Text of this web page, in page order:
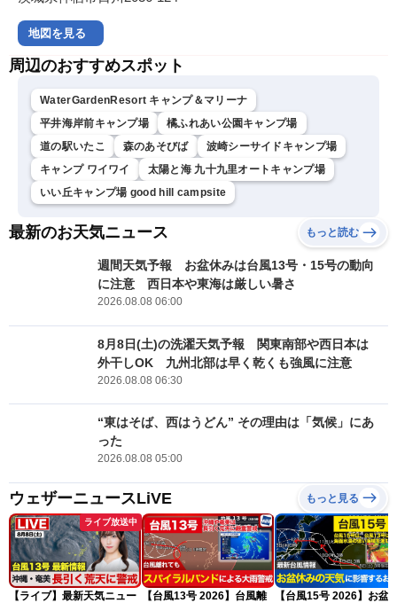
地図を見る
周辺のおすすめスポット
WaterGardenResort キャンプ＆マリーナ
平井海岸前キャンプ場
橘ふれあい公園キャンプ場
道の駅いたこ
森のあそびば
波崎シーサイドキャンプ場
キャンプ ワイワイ
太陽と海 九十九里オートキャンプ場
いい丘キャンプ場 good hill campsite
最新のお天気ニュース もっと読む
週間天気予報 お盆休みは台風13号・15号の動向
に注意 西日本や東海は厳しい暑さ
2026.08.08 06:00
8月8日(土)の洗濯天気予報 関東南部や西日本は
外干しOK 九州北部は早く乾くも強風に注意
2026.08.08 06:30
“東はそば、西はうどん” その理由は「気候」にあ
った
2026.08.08 05:00
ウェザーニュースLiVE もっと見る
ライブ放送中
【ライブ】最新天気ニュー
【台風13号 2026】台風離
【台風15号 2026】お盆